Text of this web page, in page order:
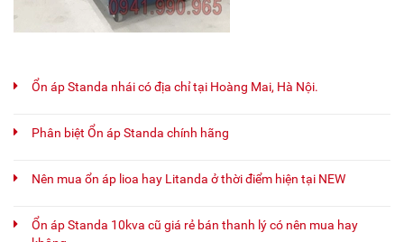
Ổn áp Standa nhái có địa chỉ tại Hoàng Mai, Hà Nội.
Phân biệt Ổn áp Standa chính hãng
Nên mua ổn áp lioa hay Litanda ở thời điểm hiện tại NEW
Ổn áp Standa 10kva cũ giá rẻ bán thanh lý có nên mua hay